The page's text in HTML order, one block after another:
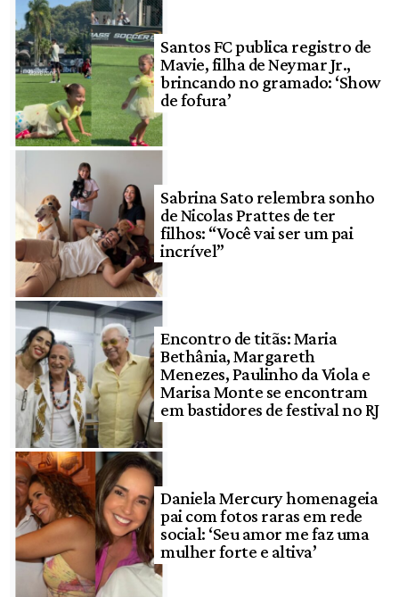
Santos FC publica registro de
Mavie, filha de Neymar Jr.,
brincando no gramado: ‘Show
de fofura’
Sabrina Sato relembra sonho
de Nicolas Prattes de ter
filhos: “Você vai ser um pai
incrível”
Encontro de titãs: Maria
Bethânia, Margareth
Menezes, Paulinho da Viola e
Marisa Monte se encontram
em bastidores de festival no RJ
Daniela Mercury homenageia
pai com fotos raras em rede
social: ‘Seu amor me faz uma
mulher forte e altiva’